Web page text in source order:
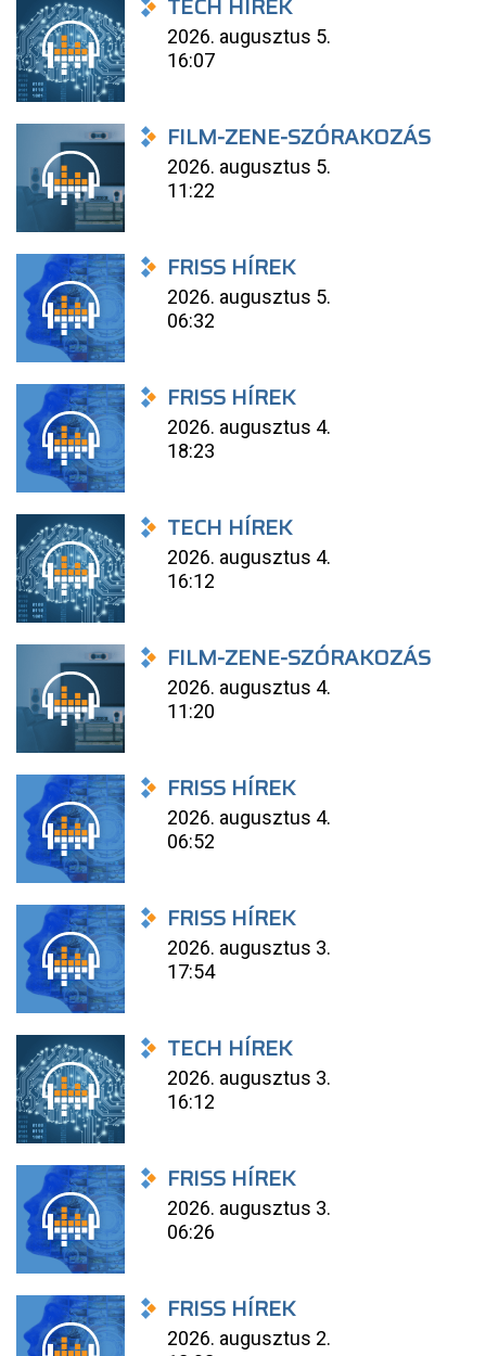
2026. augusztus 5.
16:07
FILM-ZENE-SZÓRAKOZÁS
2026. augusztus 5.
11:22
FRISS HÍREK
2026. augusztus 5.
06:32
FRISS HÍREK
2026. augusztus 4.
18:23
TECH HÍREK
2026. augusztus 4.
16:12
FILM-ZENE-SZÓRAKOZÁS
2026. augusztus 4.
11:20
FRISS HÍREK
2026. augusztus 4.
06:52
FRISS HÍREK
2026. augusztus 3.
17:54
TECH HÍREK
2026. augusztus 3.
16:12
FRISS HÍREK
2026. augusztus 3.
06:26
FRISS HÍREK
2026. augusztus 2.